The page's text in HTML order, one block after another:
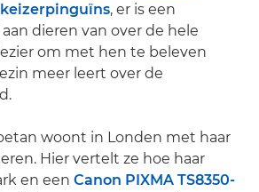
keizerpinguïns, er is een
dieren van over de hele
om met hen te beleven
meer leert over de
woont in Londen met haar
Hier vertelt ze hoe haar
en een Canon PIXMA TS8350-